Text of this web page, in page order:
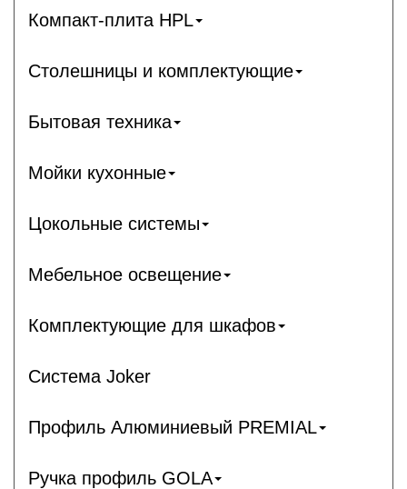
Компакт-плита HPL
Столешницы и комплектующие
Бытовая техника
Мойки кухонные
Цокольные системы
Мебельное освещение
Комплектующие для шкафов
Система Joker
Профиль Алюминиевый PREMIAL
Ручка профиль GOLA